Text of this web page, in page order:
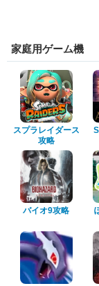
家庭用ゲーム機
スプラレイダース
攻略
バイオ9攻略